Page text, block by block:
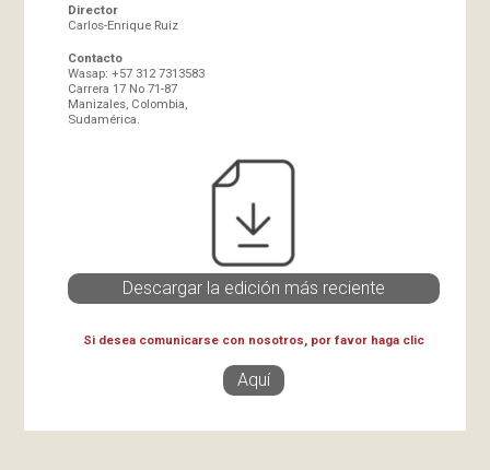
Director
Carlos-Enrique Ruiz
Contacto
Wasap: +57 312 7313583
Carrera 17 No 71-87
Manizales, Colombia,
Sudamérica.
Descargar la edición más reciente
Si desea comunicarse con nosotros, por favor haga clic
Aquí